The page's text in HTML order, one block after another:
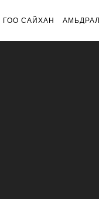
ГОО САЙХАН АМЬДРАЛ